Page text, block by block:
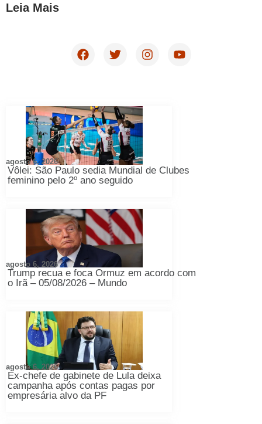
Leia Mais
Vôlei: São Paulo sedia Mundial de Clubes
feminino pelo 2º ano seguido
agosto 6, 2026
Trump recua e foca Ormuz em acordo com
o Irã – 05/08/2026 – Mundo
agosto 6, 2026
Ex-chefe de gabinete de Lula deixa
campanha após contas pagas por
empresária alvo da PF
agosto 6, 2026